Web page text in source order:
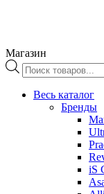
Магазин
Поиск
товаров
Весь каталог
Бренды
iS